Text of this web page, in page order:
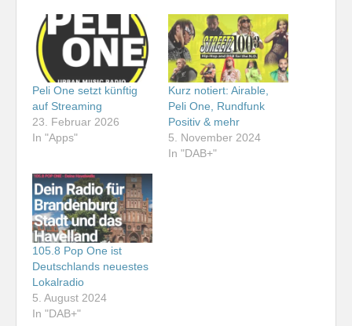
Peli One setzt künftig
auf Streaming
23. Februar 2026
In "Apps"
Kurz notiert: Airable,
Peli One, Rundfunk
Positiv & mehr
5. November 2024
In "DAB+"
105.8 Pop One ist
Deutschlands neuestes
Lokalradio
5. August 2024
In "DAB+"